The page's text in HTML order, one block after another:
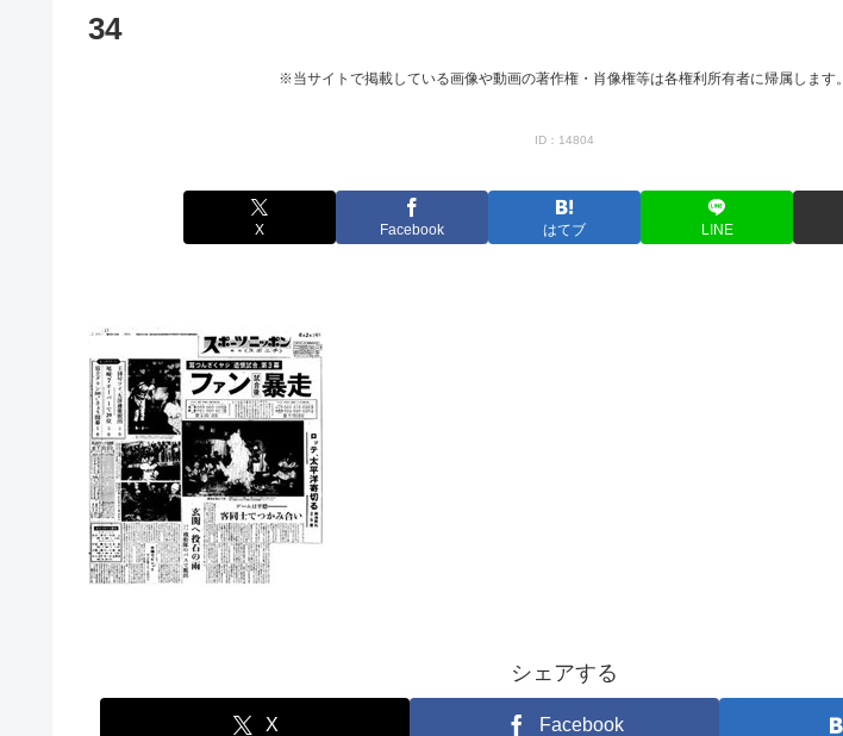
34
※当サイトで掲載している画像や動画の著作権・肖像権等は各権利所有者に帰属します。
ID：14804
X Facebook はてブ LINE
シェアする
X Facebook